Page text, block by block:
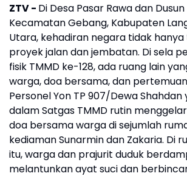
ZTV - Di Desa Pasar Rawa dan
Kecamatan Gebang, Kabupaten
Utara, kehadiran negara tidak
proyek jalan dan jembatan. Di sela
fisik TMMD ke-128, ada ruang lain
warga, doa bersama, dan
Personel Yon TP 907/Dewa
dalam Satgas TMMD rutin
doa bersama warga di sejumlah
kediaman Sunarmin dan Zakaria. Di
itu, warga dan prajurit duduk
melantunkan ayat suci dan